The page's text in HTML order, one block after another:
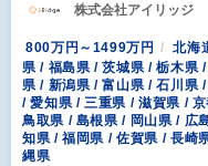
株式会社アイリッジ
800万円～1499万円
北海
県 / 福島県 / 茨城県 / 栃木県
県 / 新潟県 / 富山県 / 石川県
/ 愛知県 / 三重県 / 滋賀県 /
鳥取県 / 島根県 / 岡山県 / 広
知県 / 福岡県 / 佐賀県 / 長崎
縄県